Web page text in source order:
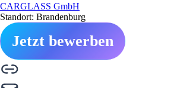
CARGLASS GmbH
Standort: Brandenburg
Jetzt bewerben